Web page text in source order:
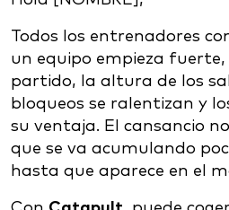
Todos los entrenadores
un equipo empieza fuerte,
partido, la altura de los
bloqueos se ralentizan y
su ventaja. El cansancio
que se va acumulando
hasta que aparece en el